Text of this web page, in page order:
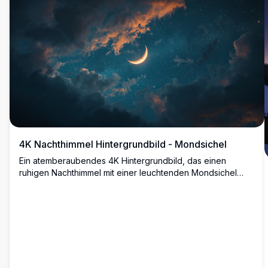
oder mobile Bildschirme. Tauchen Sie ein in die ruhige und
mystische Atmosphäre mit klaren, detaillierten Bildern.
4K Nachthimmel Hintergrundbild - Mondsichel
Ein atemberaubendes 4K Hintergrundbild, das einen
ruhigen Nachthimmel mit einer leuchtenden Mondsichel